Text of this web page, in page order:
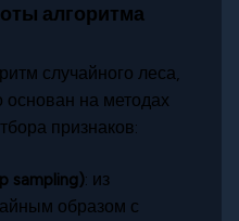
алгоритма
случайного леса,
основан на методах
признаков:
sampling): из
образом с